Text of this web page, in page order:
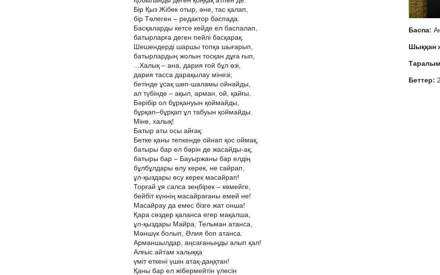
Бір Қыз Жібек отыр, әне, тас қалап,
бір Төлеген – редактор баспада.
Басқаларды кетсе кейде ел баспалап,
батырларға деген пейлі басқарақ.
Шешендерді шаршы топқа шығарып,
батырлардың жолын тосқан дұға ғып,
...Халық – ана, дария ғой бұл өзі,
дария тасса дарақылау мінезі;
бетінде ұсақ шөп-шаламы ойнайды,
ал түбінде – ақыл, арман, ой, қайғы.
Бәрібір ол бұрқануын қоймайды,
бұрқап–бұрқап ұл табуын қоймайды.
Міне, халық!
Батыр аты осы айғақ:
Бетке қаны тепкенде ойнап қос оймақ,
батыры бар ел бәрін де жасайды-ақ;
батыры бар – Бауыржаны бар елдің
бұлбұлдары өлу керек, не сайрап,
ұл-қыздары өсу керек масайрап!
Торғай ұя салса зеңбірек – көмейге,
бейбіт күннің масайрағаны емей не!
Масайрау да емес бізге жат онша!
Қара сөздер қаланса егер мақалша,
ұл-қыздары Майра, Тельман атанса,
Мәншүк болып, Әлия боп атанса.
Арманшылдар, аңсағаныңды алып қал!
Алғыс айтам халыққа
үміт еткені үшін атақ-даңқтан!
Қаны бар ел жібермейтін үлесін
Баспа:
Беттер: